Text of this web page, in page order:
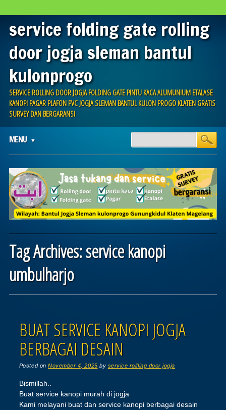
service folding gate rolling
door jogja sleman bantul
kulonprogo
SERVICE ROLLING DOOR JOGJA FOLDING GATE PINTU KACA ALUMUNIUM ETALASE
KANOPI PAGAR PLAFON PVC JOGJA SLEMAN BANTUL KULON PROGO KLATEN GRATIS
SURVEY DAN BERGARANSI
Main menu
content
MENU
Tag Archives:service kanopi
umbulharjo
BUAT SERVICE KANOPI JOGJA
BERBAGAI DESAIN
Posted onNovember 4, 2025 by service rollling door jogja
Bismillah..
Buat service kanopi murah di jogja
Kami melayani buat dan service kanopi berbagai desain